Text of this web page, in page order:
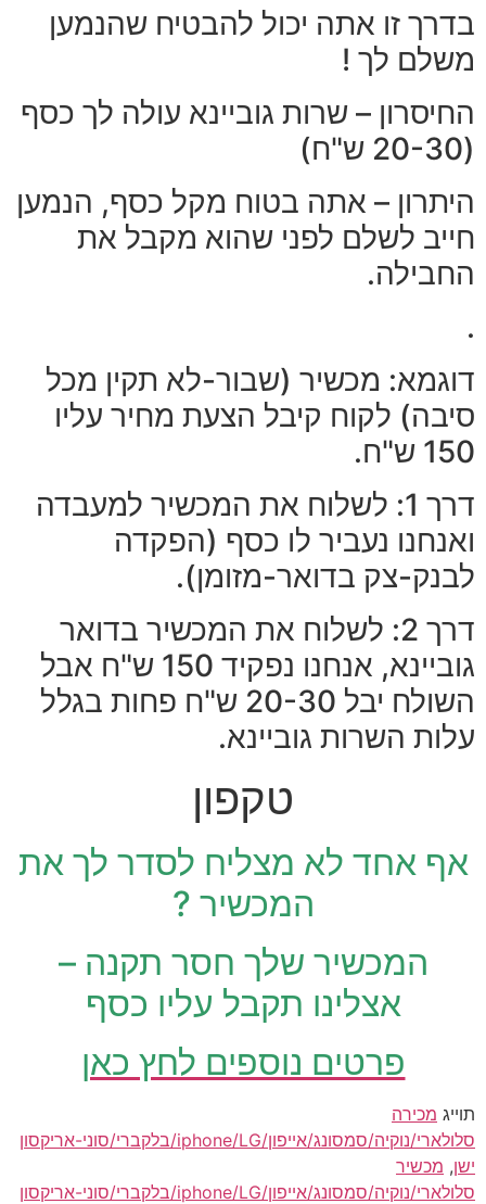
בדרך זו אתה יכול להבטיח שהנמען
משלם לך !
החיסרון – שרות גוביינא עולה לך כסף
(20-30 ש"ח)
היתרון – אתה בטוח מקל כסף, הנמען
חייב לשלם לפני שהוא מקבל את
החבילה.
.
דוגמא: מכשיר (שבור-לא תקין מכל
סיבה) לקוח קיבל הצעת מחיר עליו
150 ש"ח.
דרך 1: לשלוח את המכשיר למעבדה
ואנחנו נעביר לו כסף (הפקדה
לבנק-צק בדואר-מזומן).
דרך 2: לשלוח את המכשיר בדואר
גוביינא, אנחנו נפקיד 150 ש"ח אבל
השולח יבל 20-30 ש"ח פחות בגלל
עלות השרות גוביינא.
טקפון
אף אחד לא מצליח לסדר לך את
המכשיר ?
המכשיר שלך חסר תקנה –
אצלינו תקבל עליו כסף
פרטים נוספים לחץ כאן
תוייג מכירה
סלולארי/נוקיה/סמסונג/אייפון/iphone/LG/בלקברי/סוני-אריקסון
ישן, מכשיר
סלולארי/נוקיה/סמסונג/אייפון/iphone/LG/בלקברי/סוני-אריקסון